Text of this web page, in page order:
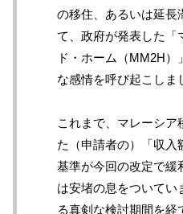
の移住、あるいは延長
て、政府が発表した「
ド・ホーム（MM2H
な感情を呼び起こしま
これまで、マレーシア
た（申請者の）「収入
基準が今回の改定で緩
は安堵の息をついてい
る真剣な検討期間を経